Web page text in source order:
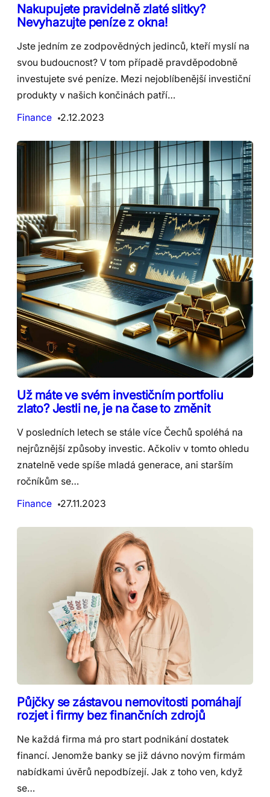
Nakupujete pravidelně zlaté slitky?
Nevyhazujte peníze z okna!
Jste jedním ze zodpovědných jedinců, kteří myslí na
svou budoucnost? V tom případě pravděpodobně
investujete své peníze. Mezi nejoblíbenější investiční
produkty v našich končinách patří…
Finance
2.12.2023
Už máte ve svém investičním portfoliu
zlato? Jestli ne, je na čase to změnit
V posledních letech se stále více Čechů spoléhá na
nejrůznější způsoby investic. Ačkoliv v tomto ohledu
znatelně vede spíše mladá generace, ani starším
ročníkům se…
Finance
27.11.2023
Půjčky se zástavou nemovitosti pomáhají
rozjet i firmy bez finančních zdrojů
Ne každá firma má pro start podnikání dostatek
financí. Jenomže banky se již dávno novým firmám
nabídkami úvěrů nepodbízejí. Jak z toho ven, když
se…